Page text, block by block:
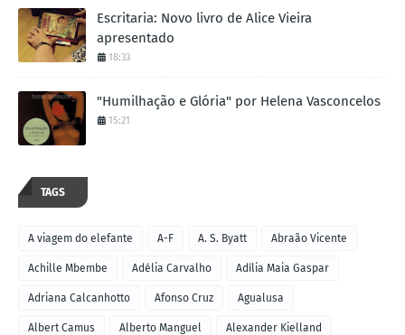
Escritaria: Novo livro de Alice Vieira
apresentado
18:33
"Humilhação e Glória" por Helena Vasconcelos
15:21
TAGS
A viagem do elefante A-F A. S. Byatt Abraão Vicente
Achille Mbembe Adélia Carvalho Adília Maia Gaspar
Adriana Calcanhotto Afonso Cruz Agualusa
Albert Camus Alberto Manguel Alexander Kielland